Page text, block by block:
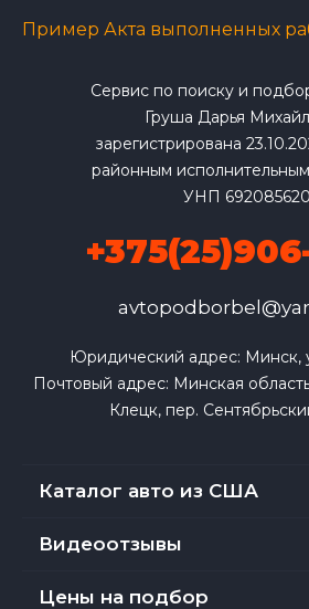
Пример Акта выполненных
Сервис по поиску и
Груша Дарья
зарегистрирована
районным
УНП 692085620
Юридический адрес: Минск,
Почтовый адрес: Минская
Клецк, пер.
Каталог авто из США
Видеоотзывы
Цены на подбор